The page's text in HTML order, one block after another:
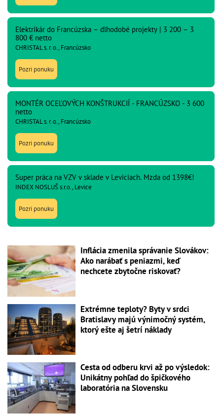
Elektrikár do Francúzska – dlhodobé projekty | 3 200 – 3
800 € netto
CHRISTAL s. r. o., Francúzsko
Pozri ponuku
MONTÉR OCEĽOVÝCH KONŠTRUKCIÍ - FRANCÚZSKO - 3 600
netto
CHRISTAL s. r. o., Francúzsko
Pozri ponuku
Super práca na VZV v sklade v Leviciach. Mzda od 1398€!
INDEX NOSLUŠ s.r.o., Levice
Pozri ponuku
Inflácia zmenila správanie Slovákov:
Ako narábať s peniazmi, keď
nechcete zbytočne riskovať?
Extrémne teploty? Byty v srdci
Bratislavy majú výnimočný systém,
ktorý ešte aj šetrí náklady
Cesta od odberu krvi až po výsledok:
Unikátny pohľad do špičkového
laboratória na Slovensku